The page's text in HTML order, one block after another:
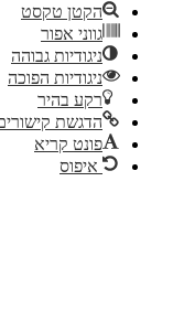
הקטן טקסט
גווני אפור
ניגודיות גבוהה
ניגודיות הפוכה
רקע בהיר
הדגשת קישורים
פונט קריא
איפוס